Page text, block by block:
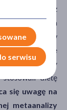
również
dla
zdrowotnej, w
Health Service
zalecają, aby
stosowali dietę
się uwagę na
metaanalizy
serwisu